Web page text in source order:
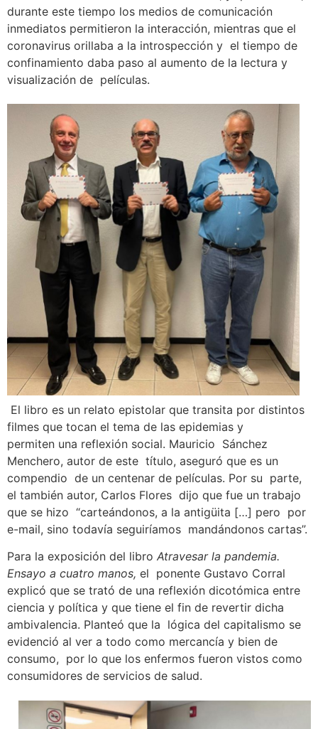
durante este tiempo los medios de comunicación
inmediatos permitieron la interacción, mientras que el
coronavirus orillaba a la introspección y el tiempo de
confinamiento daba paso al aumento de la lectura y
visualización de películas.
El libro es un relato epistolar que transita por distintos
filmes que tocan el tema de las epidemias y
permiten una reflexión social. Mauricio Sánchez
Menchero, autor de este título, aseguró que es un
compendio de un centenar de películas. Por su parte,
el también autor, Carlos Flores dijo que fue un trabajo
que se hizo “carteándonos, a la antigüita […] pero por
e-mail, sino todavía seguiríamos mandándonos cartas”.
Para la exposición del libro Atravesar la pandemia.
Ensayo a cuatro manos, el ponente Gustavo Corral
explicó que se trató de una reflexión dicotómica entre
ciencia y política y que tiene el fin de revertir dicha
ambivalencia. Planteó que la lógica del capitalismo se
evidenció al ver a todo como mercancía y bien de
consumo, por lo que los enfermos fueron vistos como
consumidores de servicios de salud.